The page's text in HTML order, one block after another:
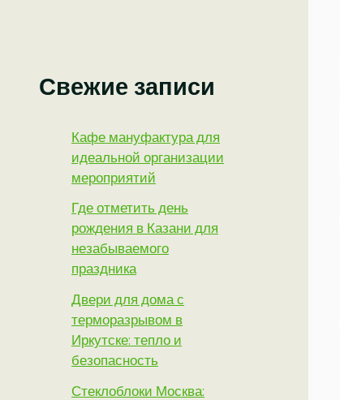
Свежие записи
Кафе мануфактура для
идеальной организации
мероприятий
Где отметить день
рождения в Казани для
незабываемого
праздника
Двери для дома с
терморазрывом в
Иркутске: тепло и
безопасность
Стеклоблоки Москва: